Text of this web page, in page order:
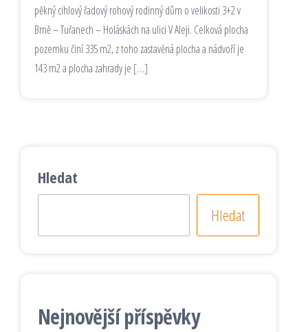
pěkný cihlový řadový rohový rodinný dům o velikosti 3+2 v
Brně – Tuřanech – Holáskách na ulici V Aleji. Celková plocha
pozemku činí 335 m2, z toho zastavěná plocha a nádvoří je
143 m2 a plocha zahrady je […]
Hledat
Hledat
Nejnovější příspěvky